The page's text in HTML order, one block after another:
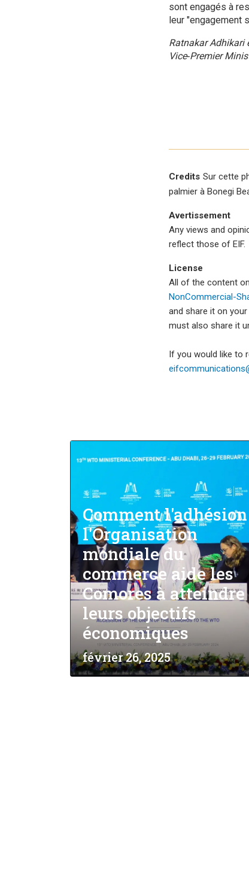
sont engagés à
leur "engagement
Ratnakar Adhikari
Vice‑Premier
Credits Sur cette
palmier à Bonegi
Avertissement
Any views and
reflect those of EIF.
License
All of the content
NonCommercial-
and share it on
must also share it
If you would like to
Comment
l'Organisation
mondiale du
commerce aide les
Comores à atteindre
leurs objectifs
économiques
février 26, 2025